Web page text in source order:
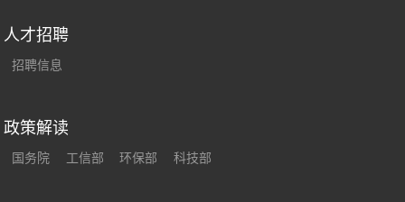
人才招聘
招聘信息
政策解读
国务院 工信部 环保部 科技部